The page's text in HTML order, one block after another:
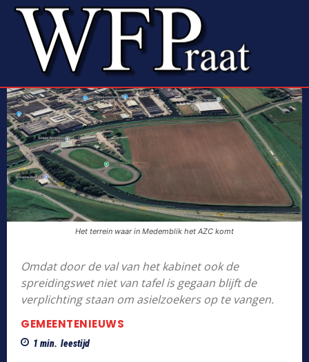
Het terrein waar in Medemblik het AZC komt
Omdat door de val van het kabinet ook de
spreidingswet niet van tafel is gegaan blijft de
verplichting staan om asielzoekers op te vangen.
GEMEENTENIEUWS
1 min. leestijd